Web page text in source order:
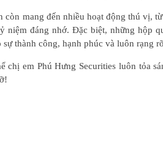
còn mang đến nhiều hoạt động thú vị,
niệm đáng nhớ. Đặc biệt, những hộp
thành công, hạnh phúc và luôn rạng
chị em Phú Hưng Securities luôn tỏa